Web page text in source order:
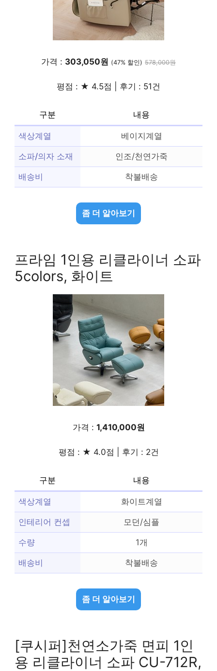
가격 : 303,050원 (47% 할인) 578,000원
평점 : ★ 4.5점 | 후기 : 51건
구분 내용
색상계열 베이지계열
소파/의자 소재 인조/천연가죽
배송비 착불배송
좀 더 알아보기
프라임 1인용 리클라이너 소파
5colors, 화이트
가격 : 1,410,000원
평점 : ★ 4.0점 | 후기 : 2건
구분 내용
색상계열 화이트계열
인테리어 컨셉 모던/심플
수량 1개
배송비 착불배송
좀 더 알아보기
[쿠시퍼]천연소가죽 면피 1인
용 리클라이너 소파 CU-712R,